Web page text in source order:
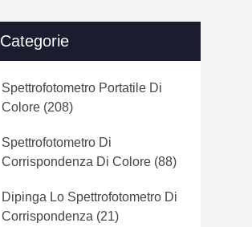
Categorie
Spettrofotometro Portatile Di
Colore (208)
Spettrofotometro Di
Corrispondenza Di Colore (88)
Dipinga Lo Spettrofotometro Di
Corrispondenza (21)